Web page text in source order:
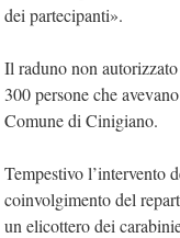
dei partecipanti».
Il raduno non
300 persone che
Comune di Cinigiano.
Tempestivo l’intervento
coinvolgimento del
un elicottero dei